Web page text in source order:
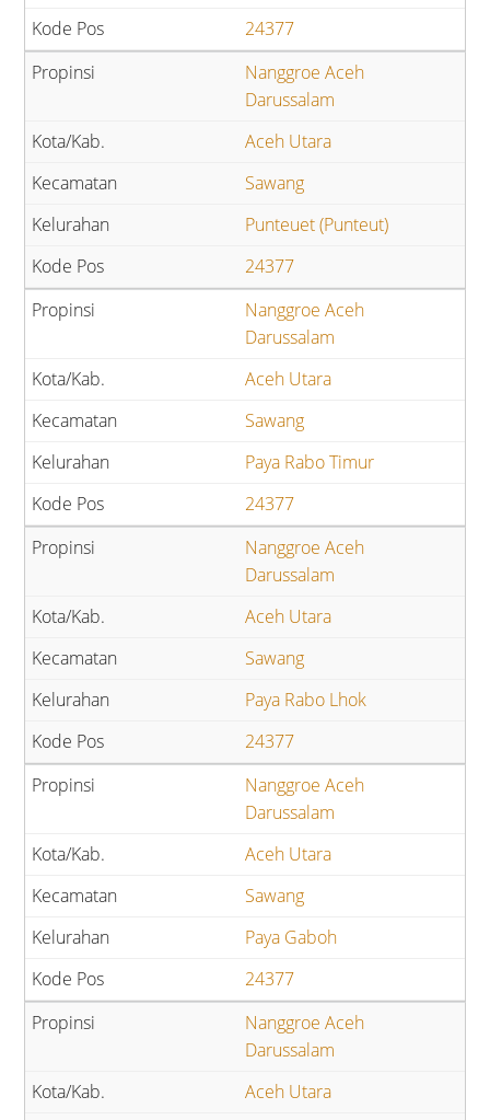
24377
Nanggroe Aceh
Darussalam
Aceh Utara
Sawang
Punteuet (Punteut)
24377
Nanggroe Aceh
Darussalam
Aceh Utara
Sawang
Paya Rabo Timur
24377
Nanggroe Aceh
Darussalam
Aceh Utara
Sawang
Paya Rabo Lhok
24377
Nanggroe Aceh
Darussalam
Aceh Utara
Sawang
Paya Gaboh
24377
Nanggroe Aceh
Darussalam
Aceh Utara